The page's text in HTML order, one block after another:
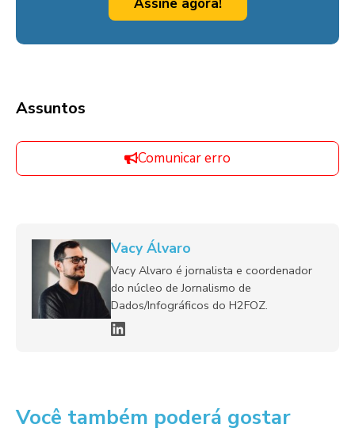
Assuntos
Comunicar erro
Vacy Álvaro
Vacy Alvaro é jornalista e coordenador
do núcleo de Jornalismo de
Dados/Infográficos do H2FOZ.
Você também poderá gostar